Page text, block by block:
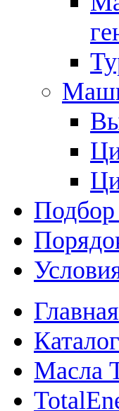
Главная
Каталог
Масла